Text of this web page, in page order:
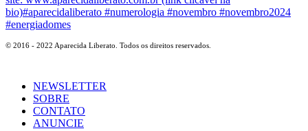
© 2016 - 2022 Aparecida Liberato. Todos os direitos reservados.
NEWSLETTER
SOBRE
CONTATO
ANUNCIE